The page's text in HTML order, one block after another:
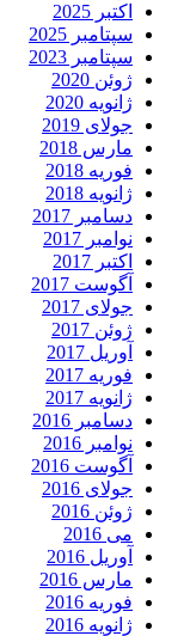
اکتبر 2025
سپتامبر 2025
سپتامبر 2023
ژوئن 2020
ژانویه 2020
جولای 2019
مارس 2018
فوریه 2018
ژانویه 2018
دسامبر 2017
نوامبر 2017
اکتبر 2017
آگوست 2017
جولای 2017
ژوئن 2017
آوریل 2017
فوریه 2017
ژانویه 2017
دسامبر 2016
نوامبر 2016
آگوست 2016
جولای 2016
ژوئن 2016
می 2016
آوریل 2016
مارس 2016
فوریه 2016
ژانویه 2016